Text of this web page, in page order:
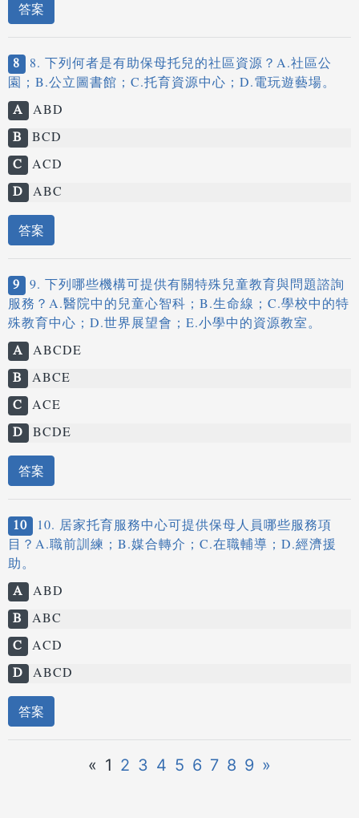
答案
8 8. 下列何者是有助保母托兒的社區資源？A.社區公
園；B.公立圖書館；C.托育資源中心；D.電玩遊藝場。
A ABD
B BCD
C ACD
D ABC
答案
9 9. 下列哪些機構可提供有關特殊兒童教育與問題諮詢
服務？A.醫院中的兒童心智科；B.生命線；C.學校中的特
殊教育中心；D.世界展望會；E.小學中的資源教室。
A ABCDE
B ABCE
C ACE
D BCDE
答案
10 10. 居家托育服務中心可提供保母人員哪些服務項
目？A.職前訓練；B.媒合轉介；C.在職輔導；D.經濟援
助。
A ABD
B ABC
C ACD
D ABCD
答案
« 1 2 3 4 5 6 7 8 9 »